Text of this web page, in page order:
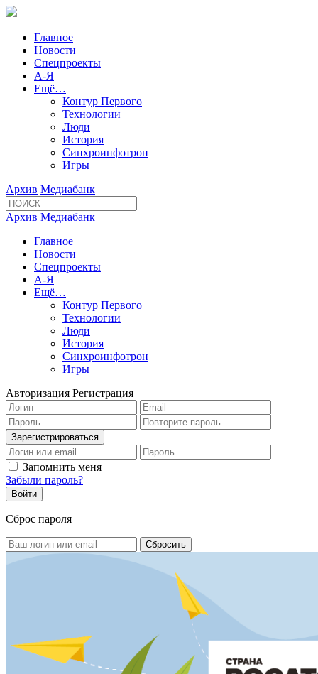
Главное
Новости
Спецпроекты
А-Я
Ещё…
Контур Первого
Технологии
Люди
История
Синхроинфотрон
Игры
Архив Медиабанк
Архив Медиабанк
Главное
Новости
Спецпроекты
А-Я
Ещё…
Контур Первого
Технологии
Люди
История
Синхроинфотрон
Игры
Авторизация Регистрация
Запомнить меня
Забыли пароль?
Сброс пароля